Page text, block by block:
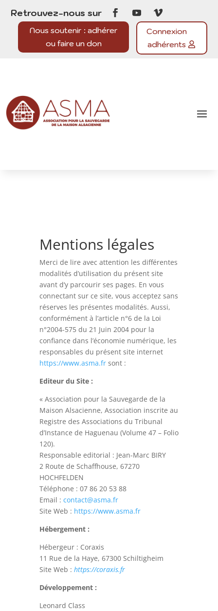
Retrouvez-nous sur
Nous soutenir : adhérer
ou faire un don
Connexion
adhérents
Mentions légales
Merci de lire avec attention les différentes
modalités d’utilisation du présent site
avant d’y parcourir ses pages. En vous
connectant sur ce site, vous acceptez sans
réserves les présentes modalités. Aussi,
conformément à l’article n°6 de la Loi
n°2004-575 du 21 Juin 2004 pour la
confiance dans l’économie numérique, les
responsables du présent site internet
https://www.asma.frsont :
Editeur du Site :
« Association pour la Sauvegarde de la
Maison Alsacienne, Association inscrite au
Registre des Associations du Tribunal
d’Instance de Haguenau (Volume 47 – Folio
120).
Responsable editorial : Jean-Marc BIRY
2 Route de Schaffhouse, 67270
HOCHFELDEN
Téléphone : 07 86 20 53 88
Email : contact@asma.fr
Site Web : https://www.asma.fr
Hébergement :
Hébergeur : Coraxis
11 Rue de la Haye, 67300 Schiltigheim
Site Web : https://coraxis.fr
Développement:
Leonard Class